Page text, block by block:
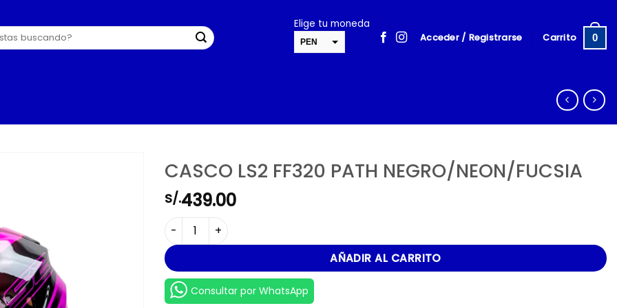
Elige tu moneda
PEN Acceder / Registrarse Carrito 0
CASCO LS2 FF320 PATH NEGRO/NEON/FUCSIA
S/.439.00
CASCO LS2 FF320 PATH NEGRO/NEON/FUCSIA cantidad
AÑADIR AL CARRITO
Consultar por WhatsApp